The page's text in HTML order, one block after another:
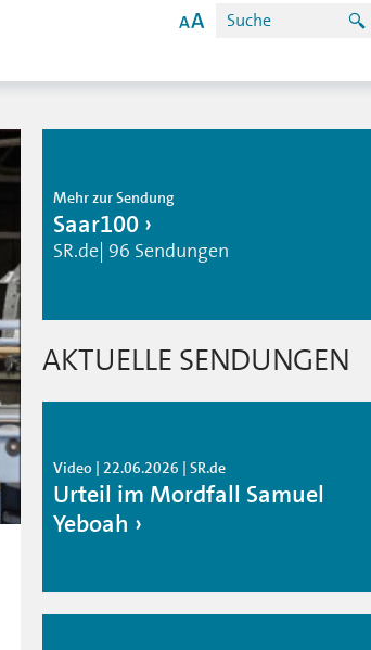
Mehr zur Sendung
Saar100
SR.de| 96 Sendungen
AKTUELLE SENDUNGEN
Video | 22.06.2026 | SR.de
Urteil im Mordfall Samuel
Yeboah